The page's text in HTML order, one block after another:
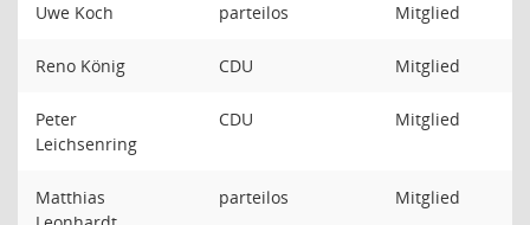
Uwe Koch parteilos Mitglied
Reno König CDU Mitglied
Peter
Leichsenring
CDU Mitglied
Matthias
parteilos Mitglied